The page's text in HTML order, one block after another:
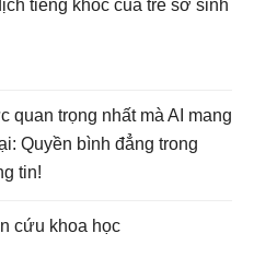
tiếng khóc của trẻ sơ sinh
quan trọng nhất mà AI mang
Quyền bình đẳng trong
tin!
cứu khoa học